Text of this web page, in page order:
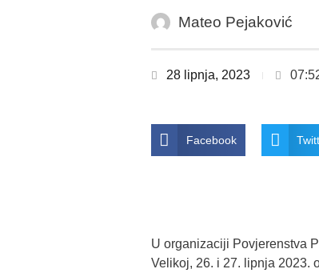
Mateo Pejaković
28 lipnja, 2023
Facebook
U organizaciji Povjerenstva
Velikoj, 26. i 27. lipnja 2023.